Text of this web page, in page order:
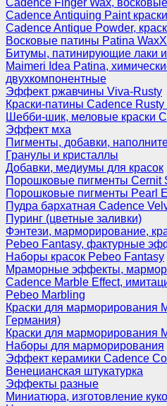
Cadence Finger Wax,
Сadence Antiquing Paint
Cadence Antique Powder,
Восковые патины Patina
Битумы, патинирующие лаки и
Maimeri Idea Patina,
двухкомпонентные
Эффект ржавчины Viva-Rusty
Краски-патины Cadence Rusty
Шебби-шик, меловые краски
Эффект мха
Пигменты, добавки,
Гранулы и кристаллы
Добавки, медиумы для красок
Порошковые пигменты Cernit
Порошковые пигменты Pearl
Пудра бархатная Cadence
Пуринг (цветные заливки)
Фэнтези, марморирование,
Pebeo Fantasy, фактурные
Наборы красок Pebeo Fantasy
Мраморные эффекты,
Cadence Marble Effect,
Pebeo Marbling
Краски для марморирования
Германия)
Краски для марморирования
Наборы для марморирования
Эффект керамики Cadence
Венецианская штукатурка
Эффекты разные
Миниатюра, изготовление